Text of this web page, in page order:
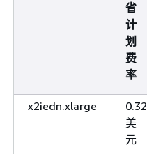
省
计
划
费
率
x2iedn.xlarge
0.32
美
元